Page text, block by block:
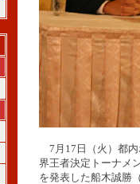
7月17日（火）都
界王者決定トーナメ
を発表した船木誠勝